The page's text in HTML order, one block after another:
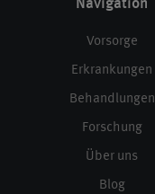
Navigation
Vorsorge
Erkrankungen
Behandlungen
Forschung
Über uns
Blog